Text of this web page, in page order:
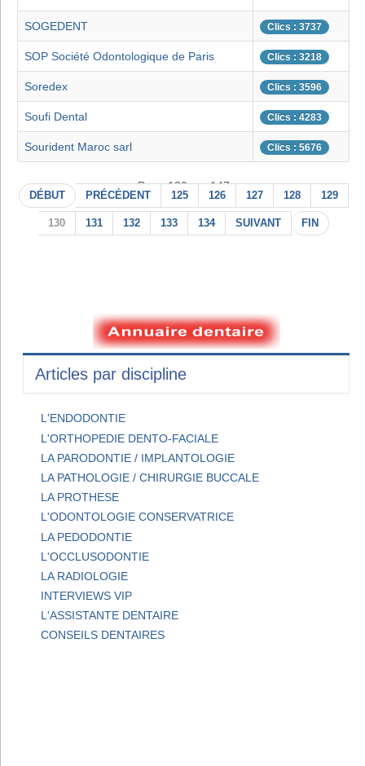
SOGEDENT Clics : 3737
SOP Société Odontologique de Paris Clics : 3218
Soredex Clics : 3596
Soufi Dental Clics : 4283
Sourident Maroc sarl Clics : 5676
Page 130 sur 147
DÉBUT PRÉCÉDENT 125 126 127 128 129
130 131 132 133 134 SUIVANT FIN
Articles par discipline
L'ENDODONTIE
L'ORTHOPEDIE DENTO-FACIALE
LA PARODONTIE / IMPLANTOLOGIE
LA PATHOLOGIE / CHIRURGIE BUCCALE
LA PROTHESE
L'ODONTOLOGIE CONSERVATRICE
LA PEDODONTIE
L'OCCLUSODONTIE
LA RADIOLOGIE
INTERVIEWS VIP
L'ASSISTANTE DENTAIRE
CONSEILS DENTAIRES